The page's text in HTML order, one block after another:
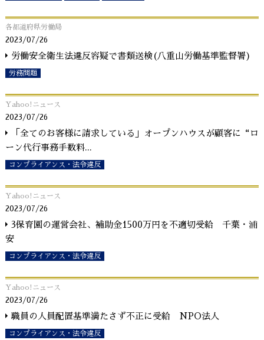
各都道府県労働局
2023/07/26
労働安全衛生法違反容疑で書類送検(八重山労働基準監督署)
労務問題
Yahoo!ニュース
2023/07/26
「全てのお客様に請求している」オープンハウスが顧客に“ロ
ーン代行事務手数料...
コンプライアンス・法令違反
Yahoo!ニュース
2023/07/26
3保育園の運営会社、補助金1500万円を不適切受給 千葉・浦
安
コンプライアンス・法令違反
Yahoo!ニュース
2023/07/26
職員の人員配置基準満たさず不正に受給 NPO法人
コンプライアンス・法令違反